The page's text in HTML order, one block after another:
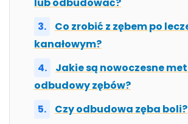
lub odbudować?
Co zrobić z zębem po
kanałowym?
Jakie są nowoczesne
odbudowy zębów?
Czy odbudowa zęba boli?